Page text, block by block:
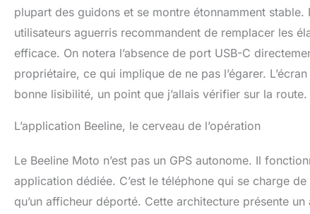
plupart des guidons et se montre étonnamment
utilisateurs aguerris recommandent de remplacer les
efficace. On notera l’absence de port USB-C
propriétaire, ce qui implique de ne pas l’égarer.
bonne lisibilité, un point que j’allais vérifier sur la route.
L’application Beeline, le cerveau de l’opération
Le Beeline Moto n’est pas un GPS autonome. Il
application dédiée. C’est le téléphone qui se charge
qu’un afficheur déporté. Cette architecture présente